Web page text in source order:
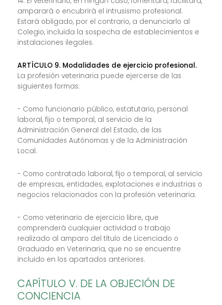
amparará o encubrirá el intrusismo profesional.
Estará obligado, por el contrario, a denunciarlo al
Colegio, incluida la sospecha de establecimientos e
instalaciones ilegales.
ARTÍCULO 9. Modalidades de ejercicio profesional.
La profesión veterinaria puede ejercerse de las
siguientes formas:
- Como funcionario público, estatutario, personal
laboral, fijo o temporal, al servicio de la
Administración General del Estado, de las
Comunidades Autónomas y de la Administración
Local.
- Como contratado laboral, fijo o temporal, al servicio
de empresas, entidades, explotaciones e industrias o
negocios relacionados con la profesión veterinaria.
- Como veterinario de ejercicio libre, que
comprenderá cualquier actividad o trabajo
realizado al amparo del título de Licenciado o
Graduado en Veterinaria, que no se encuentre
incluido en los apartados anteriores.
CAPÍTULO V. DE LA OBJECIÓN DE
CONCIENCIA